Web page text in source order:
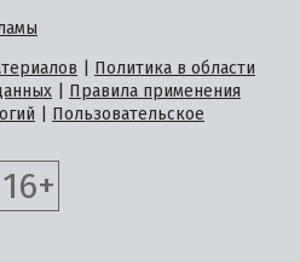
Политика в области
Правила применения
Пользовательское
16+